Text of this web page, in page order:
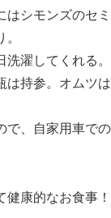
はシモンズのセ
洗濯してくれる。
は持参。オムツ
で、自家用車で
健康的なお食事！